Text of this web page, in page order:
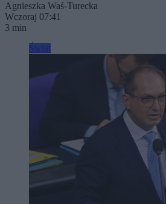
Agnieszka Waś-Turecka
Wczoraj 07:41
3 min